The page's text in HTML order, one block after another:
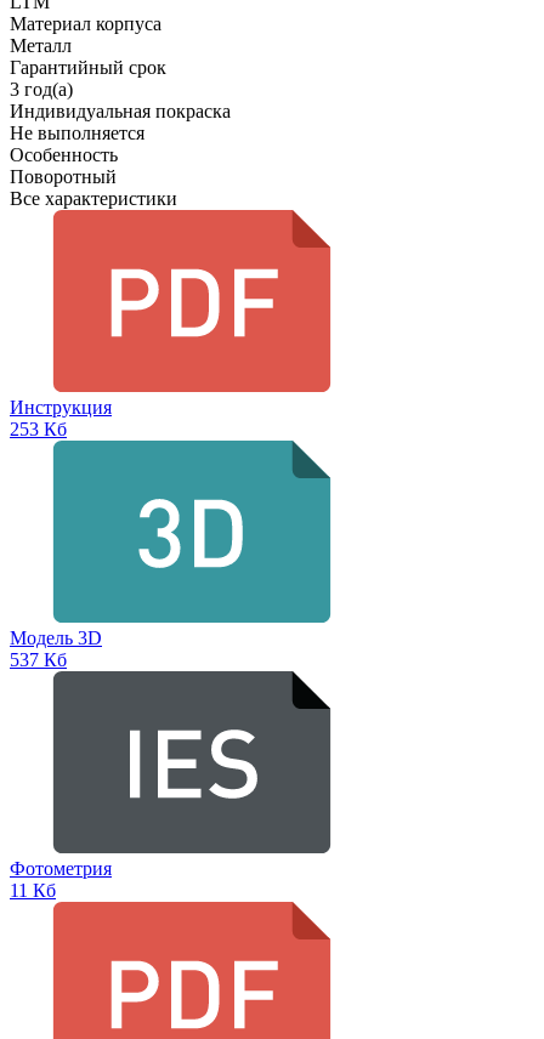
Материал корпуса
Металл
Гарантийный срок
3 год(а)
Индивидуальная покраска
Не выполняется
Особенность
Поворотный
Все характеристики
Инструкция
253 Кб
Модель 3D
537 Кб
Фотометрия
11 Кб